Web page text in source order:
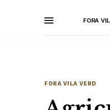
FORA
FORA VILA VERD